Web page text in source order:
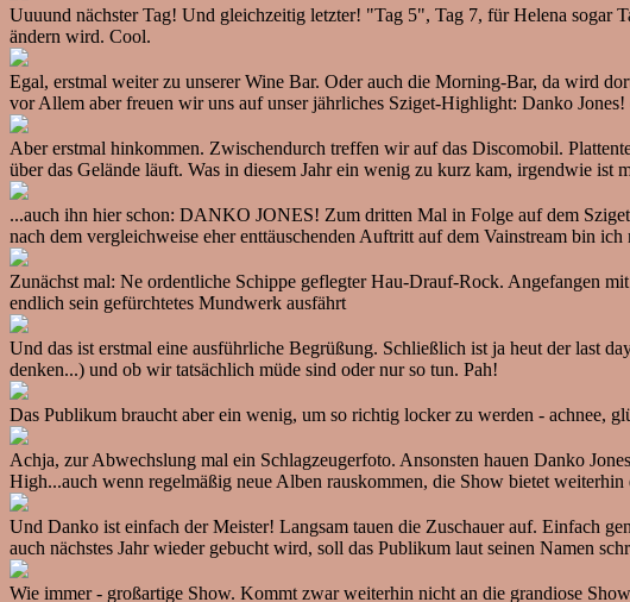
Uuuund nächster Tag! Und gleichzeitig letzter! "Tag 5", Tag 7, für Helena sogar
ändern wird. Cool.
Egal, erstmal weiter zu unserer Wine Bar. Oder auch die Morning-Bar, da wird
vor Allem aber freuen wir uns auf unser jährliches Sziget-Highlight: Danko
Aber erstmal hinkommen. Zwischendurch treffen wir auf das Discomobil.
über das Gelände läuft. Was in diesem Jahr ein wenig zu kurz kam, irgendwie ist
...auch ihn hier schon: DANKO JONES! Zum dritten Mal in Folge auf dem
nach dem vergleichweise eher enttäuschenden Auftritt auf dem Vainstream bin
Zunächst mal: Ne ordentliche Schippe geflegter Hau-Drauf-Rock. Angefangen
endlich sein gefürchtetes Mundwerk ausfährt
Und das ist erstmal eine ausführliche Begrüßung. Schließlich ist ja heut der last
denken...) und ob wir tatsächlich müde sind oder nur so tun. Pah!
Das Publikum braucht aber ein wenig, um so richtig locker zu werden - achnee,
Achja, zur Abwechslung mal ein Schlagzeugerfoto. Ansonsten hauen Danko
High...auch wenn regelmäßig neue Alben rauskommen, die Show bietet
Und Danko ist einfach der Meister! Langsam tauen die Zuschauer auf. Einfach
auch nächstes Jahr wieder gebucht wird, soll das Publikum laut seinen Namen
Wie immer - großartige Show. Kommt zwar weiterhin nicht an die grandiose